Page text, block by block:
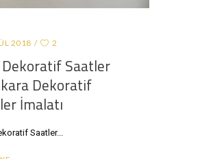
2018 2
Dekoratif Saatler
Dekoratif
İmalatı
Saatler